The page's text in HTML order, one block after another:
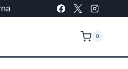
0